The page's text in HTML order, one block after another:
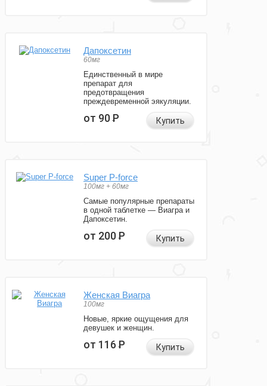
Дапоксетин
60мг
Единственный в мире
препарат для
предотвращения
преждевременной эякуляции.
от 90Р Купить
Super P-force
100мг + 60мг
Самые популярные препараты
в одной таблетке — Виагра и
Дапоксетин.
от 200Р Купить
Женская Виагра
100мг
Новые, яркие ощущения для
девушек и женщин.
от 116Р Купить